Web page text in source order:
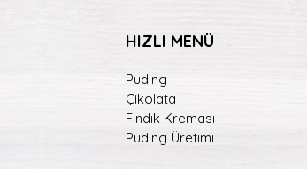
HIZLI MENÜ
Puding
Çikolata
Fındık Kreması
Puding Üretimi